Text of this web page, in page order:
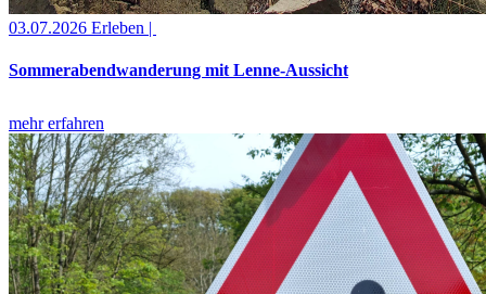
03.07.2026 Erleben |
Sommerabendwanderung mit Lenne-Aussicht
mehr erfahren